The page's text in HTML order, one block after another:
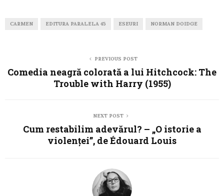
CARMEN EDITURA PARALELA 45 ESEURI NORMAN DOIDGE
PREVIOUS POST
Comedia neagră colorată a lui Hitchcock: The
Trouble with Harry (1955)
NEXT POST
Cum restabilim adevărul? – „O istorie a
violenței”, de Édouard Louis